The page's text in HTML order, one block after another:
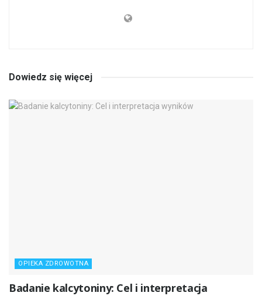
Dowiedz się więcej
OPIEKA ZDROWOTNA
Badanie kalcytoniny: Cel i interpretacja